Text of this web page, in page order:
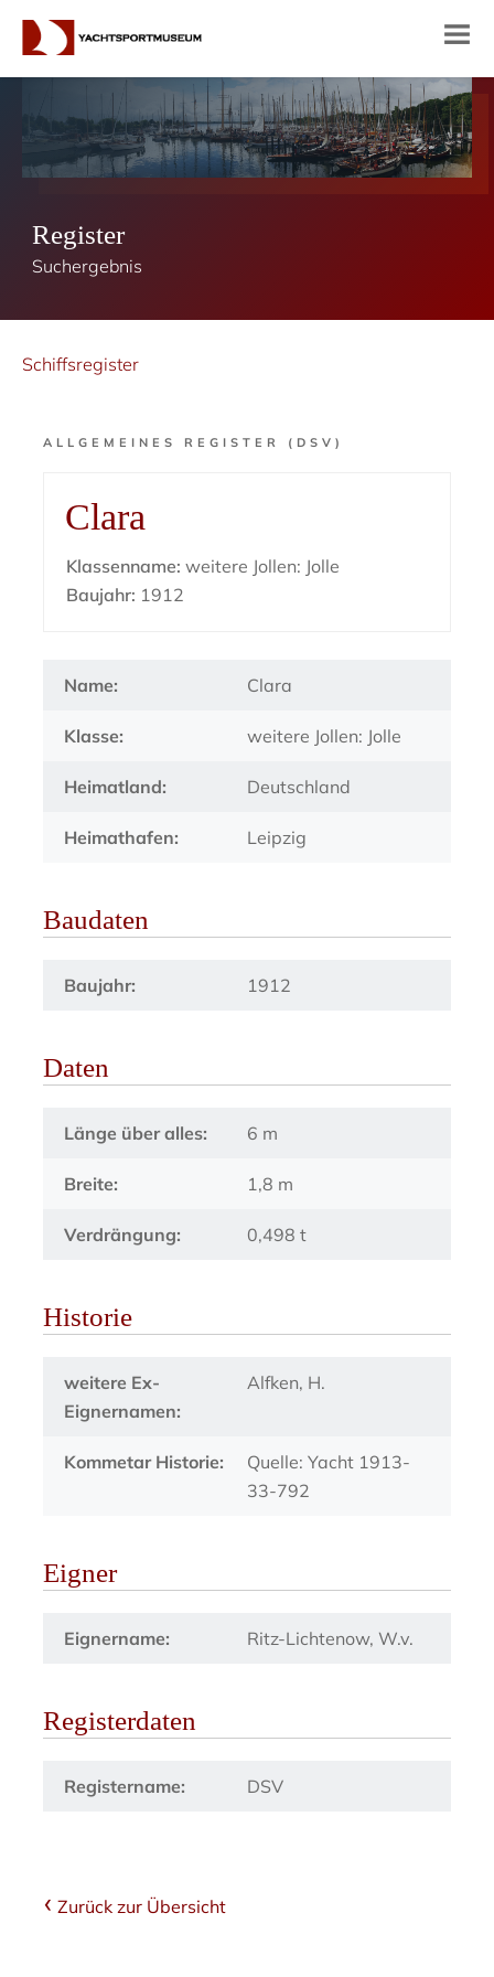
Register
Suchergebnis
Schiffsregister
ALLGEMEINES REGISTER (DSV)
Clara
Klassenname: weitere Jollen: Jolle
Baujahr: 1912
Name: Clara
Klasse: weitere Jollen: Jolle
Heimatland: Deutschland
Heimathafen: Leipzig
Baudaten
Baujahr: 1912
Daten
Länge über alles: 6 m
Breite: 1,8 m
Verdrängung: 0,498 t
Historie
weitere Ex-
Eignernamen:
Alfken, H.
Kommetar Historie:
Quelle: Yacht 1913-
33-792
Eigner
Eignername: Ritz-Lichtenow, W.v.
Registerdaten
Registername: DSV
Zurück zur Übersicht